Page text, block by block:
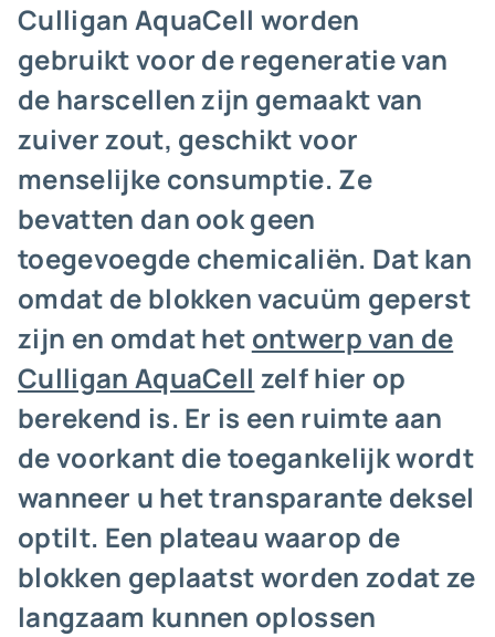
Culligan AquaCell worden
gebruikt voor de regeneratie van
de harscellen zijn gemaakt van
zuiver zout, geschikt voor
menselijke consumptie. Ze
bevatten dan ook geen
toegevoegde chemicaliën. Dat kan
omdat de blokken vacuüm geperst
zijn en omdat het ontwerp van de
Culligan AquaCell zelf hier op
berekend is. Er is een ruimte aan
de voorkant die toegankelijk wordt
wanneer u het transparante deksel
optilt. Een plateau waarop de
blokken geplaatst worden zodat ze
langzaam kunnen oplossen